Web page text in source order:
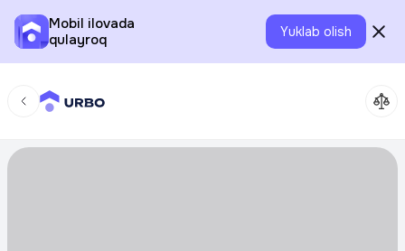
Mobil ilovada
qulayroq
Yuklab olish